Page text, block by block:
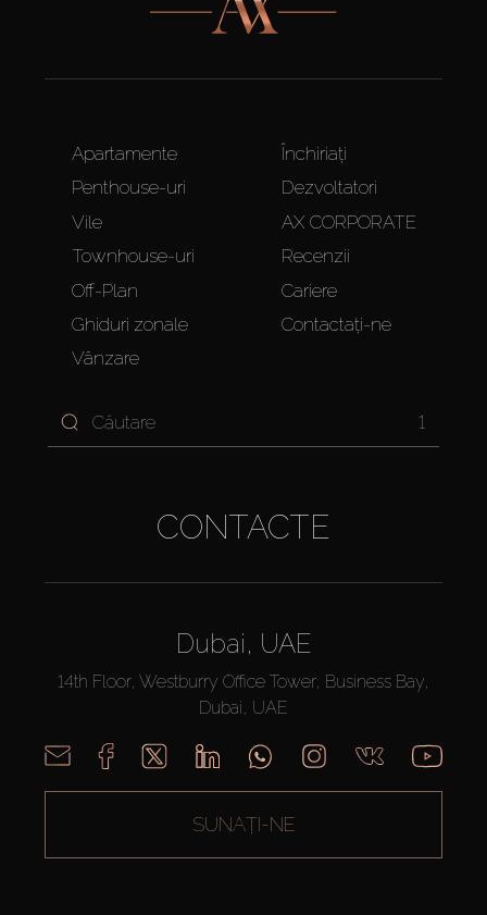
Apartamente
Penthouse-uri
Vile
Townhouse-uri
Off-Plan
Ghiduri zonale
Vânzare
Închiriați
Dezvoltatori
AX CORPORATE
Recenzii
Cariere
Contactați-ne
1
CONTACTE
Dubai, UAE
14th Floor, Westburry Office Tower, Business Bay,
Dubai, UAE
SUNAȚI-NE